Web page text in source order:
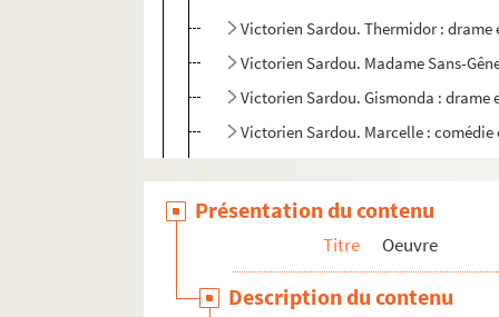
Victorien Sardou. Thermidor : drame
Victorien Sardou. Madame Sans-
Victorien Sardou. Gismonda : drame
Victorien Sardou. Marcelle : comédie
Victorien Sardou. Spiritisme :
Victorien Sardou. La Sorcière :
Victorien Sardou. L'Affaire des
Victorien Sardou et Emile Moreau.
Présentation du contenu
Titre Oeuvre
Description du contenu